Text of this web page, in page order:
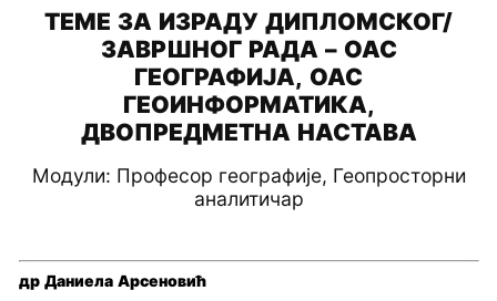
ТЕМЕ ЗА ИЗРАДУ ДИПЛОМСКОГ/
ЗАВРШНОГ РАДА – ОАС
ГЕОГРАФИЈА, ОАС
ГЕОИНФОРМАТИКА,
ДВОПРЕДМЕТНА НАСТАВА
Модули: Професор географије, Геопросторни
аналитичар
др Даниела Арсеновић